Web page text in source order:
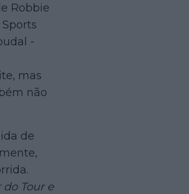
Robbie
-
mas
não
de
Tour e